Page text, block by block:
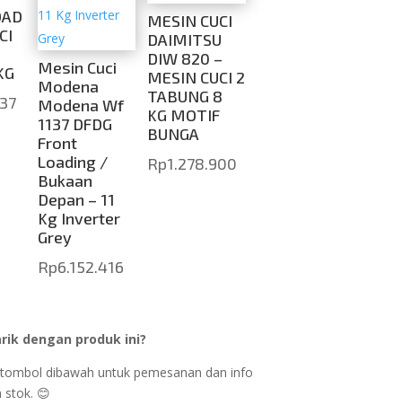
Mesin Cuci
Modena
Modena Wf
1137 DFDG
Front
Loading /
Bukaan
Depan – 11
Kg Inverter
Grey
Rp6.152.416
MESIN CUCI
DAIMITSU
DIW 820 –
MESIN CUCI 2
TABUNG 8
KG MOTIF
BUNGA
Rp1.278.900
dengan produk ini?
dibawah untuk pemesanan dan info
stok. 😊